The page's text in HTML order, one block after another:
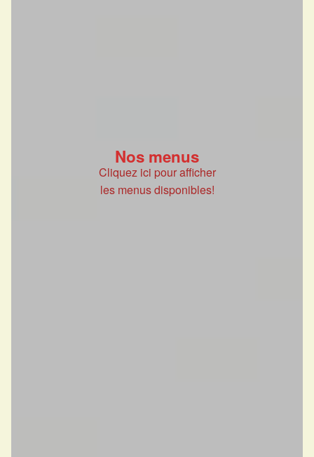
Nos menus
Cliquez ici pour afficher
les menus disponibles!